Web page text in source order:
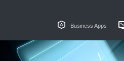
Business Apps